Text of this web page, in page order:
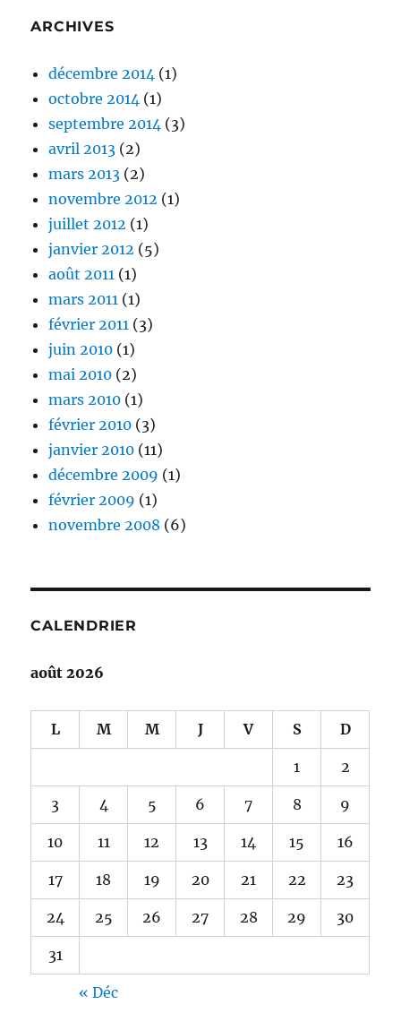
ARCHIVES
décembre 2014 (1)
octobre 2014 (1)
septembre 2014 (3)
avril 2013 (2)
mars 2013 (2)
novembre 2012 (1)
juillet 2012 (1)
janvier 2012 (5)
août 2011 (1)
mars 2011 (1)
février 2011 (3)
juin 2010 (1)
mai 2010 (2)
mars 2010 (1)
février 2010 (3)
janvier 2010 (11)
décembre 2009 (1)
février 2009 (1)
novembre 2008 (6)
CALENDRIER
août 2026
L M M J V S D
1 2
3 4 5 6 7 8 9
10 11 12 13 14 15 16
17 18 19 20 21 22 23
24 25 26 27 28 29 30
31
« Déc